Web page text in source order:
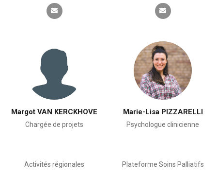
Margot VAN KERCKHOVE
Chargée de projets
Activités régionales
Marie-Lisa PIZZARELLI
Psychologue clinicienne
Plateforme Soins Palliatifs